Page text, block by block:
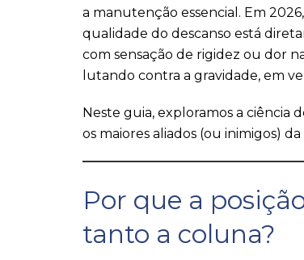
a manutenção essencial. Em
qualidade do descanso está
com sensação de rigidez ou dor
lutando contra a gravidade, em
Neste guia, exploramos a ciência
os maiores aliados (ou inimigos)
Por que a
tanto a coluna?